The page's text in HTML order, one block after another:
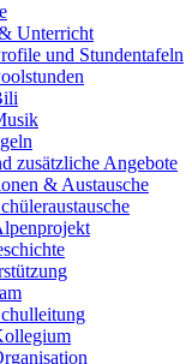
Unterricht
und Stundentafeln
zusätzliche Angebote
& Austausche